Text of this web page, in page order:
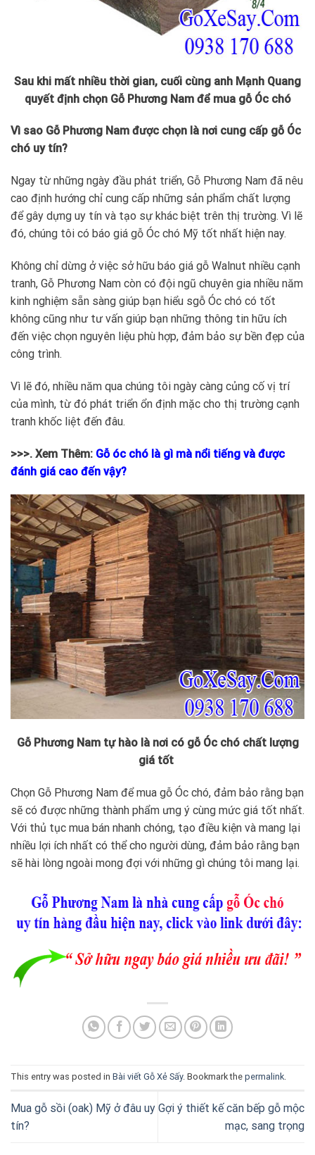
Sau khi mất nhiều thời gian, cuối cùng anh Mạnh Quang
quyết định chọn Gỗ Phương Nam để mua gỗ Óc chó
Vì sao Gỗ Phương Nam được chọn là nơi cung cấp gỗ Óc
chó uy tín?
Ngay từ những ngày đầu phát triển, Gỗ Phương Nam đã nêu
cao định hướng chỉ cung cấp những sản phẩm chất lượng
để gây dựng uy tín và tạo sự khác biệt trên thị trường. Vì lẽ
đó, chúng tôi có báo giá gỗ Óc chó Mỹ tốt nhất hiện nay.
Không chỉ dừng ở việc sở hữu báo giá gỗ Walnut nhiều cạnh
tranh, Gỗ Phương Nam còn có đội ngũ chuyên gia nhiều năm
kinh nghiệm sẵn sàng giúp bạn hiểu sgỗ Óc chó có tốt
không cũng như tư vấn giúp bạn những thông tin hữu ích
đến việc chọn nguyên liệu phù hợp, đảm bảo sự bền đẹp của
công trình.
Vì lẽ đó, nhiều năm qua chúng tôi ngày càng củng cố vị trí
của mình, từ đó phát triển ổn định mặc cho thị trường cạnh
tranh khốc liệt đến đâu.
>>>. Xem Thêm: Gỗ óc chó là gì mà nổi tiếng và được
đánh giá cao đến vậy?
Gỗ Phương Nam tự hào là nơi có gỗ Óc chó chất lượng
giá tốt
Chọn Gỗ Phương Nam để mua gỗ Óc chó, đảm bảo rằng bạn
sẽ có được những thành phẩm ưng ý cùng mức giá tốt nhất.
Với thủ tục mua bán nhanh chóng, tạo điều kiện và mang lại
nhiều lợi ích nhất có thể cho người dùng, đảm bảo rằng bạn
sẽ hài lòng ngoài mong đợi với những gì chúng tôi mang lại.
This entry was posted in Bài viết Gỗ Xẻ Sấy. Bookmark the permalink.
Mua gỗ sồi (oak) Mỹ ở đâu uy
tín?
Gợi ý thiết kế căn bếp gỗ mộc
mạc, sang trọng